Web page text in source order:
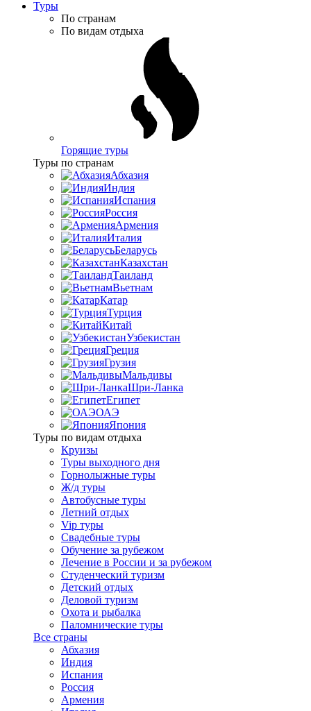
Туры
По странам
По видам отдыха
Горящие туры
Туры по странам
Абхазия
Индия
Испания
Россия
Армения
Италия
Беларусь
Казахстан
Таиланд
Вьетнам
Катар
Турция
Китай
Узбекистан
Греция
Грузия
Мальдивы
Шри-Ланка
Египет
ОАЭ
Япония
Туры по видам отдыха
Круизы
Туры выходного дня
Горнолыжные туры
Ж/д туры
Автобусные туры
Летний отдых
Vip туры
Свадебные туры
Обучение за рубежом
Лечение в России и за рубежом
Студенческий туризм
Детский отдых
Деловой туризм
Охота и рыбалка
Паломнические туры
Все страны
Абхазия
Индия
Испания
Россия
Армения